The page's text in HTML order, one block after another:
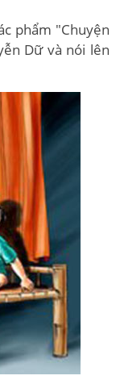
phẩm "Chuyện
Dữ và nói lên